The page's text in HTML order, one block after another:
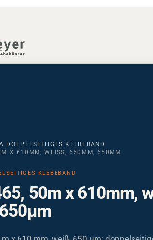
DOPPELSEITIGES KLEBEBAND
X 610MM, WEISS, 650ΜM, 650ΜM
50m x 610mm,
x 610 mm, weiß, 650 µm;